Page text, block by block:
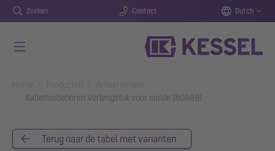
Zoeken Contact Dutch
Kabeltoebehoren Verlengstuk voor sonde (80889)
Terug naar de tabel met varianten